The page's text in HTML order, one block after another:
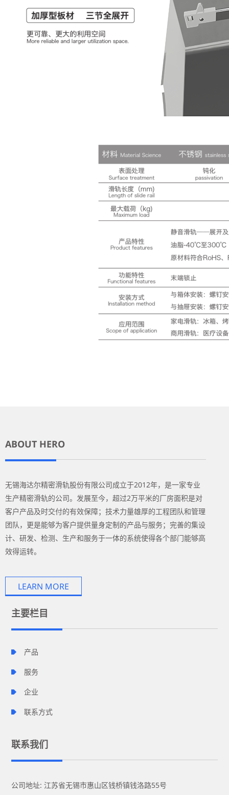
ABOUT HERO
无锡海达尔精密滑轨股份有限公司成立于2012年，是一家专业
生产精密滑轨的公司。发展至今，超过2万平米的厂房面积是对
客户产品及时交付的有效保障；技术力量雄厚的工程团队和管理
团队，更是能够为客户提供量身定制的产品与服务；完善的集设
计、研发、检测、生产和服务于一体的系统使得各个部门能够高
效得运转。
LEARN MORE
主要栏目
产品
服务
企业
联系方式
联系我们
公司地址: 江苏省无锡市惠山区钱桥镇钱洛路55号